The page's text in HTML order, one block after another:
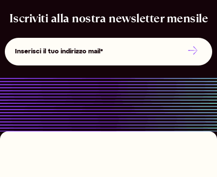
Iscriviti alla nostra newsletter mensile